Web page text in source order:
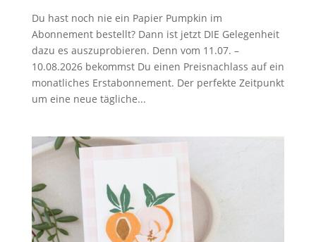
Du hast noch nie ein Papier Pumpkin im
Abonnement bestellt? Dann ist jetzt DIE Gelegenheit
dazu es auszuprobieren. Denn vom 11.07. –
10.08.2026 bekommst Du einen Preisnachlass auf ein
monatliches Erstabonnement. Der perfekte Zeitpunkt
um eine neue tägliche...